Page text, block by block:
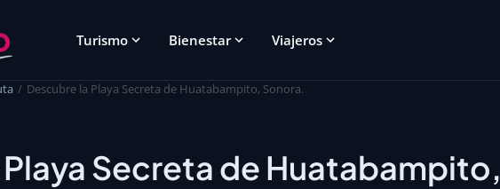
Turismo Bienestar Viajeros
Descubre la Playa Secreta de Huatabampito, Sonora.
Secreta de Huatabampito,